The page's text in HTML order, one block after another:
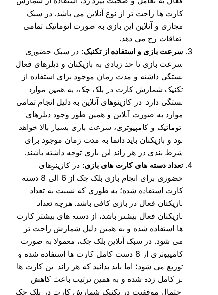
کارت ها راحت تر از نوع آنلاین می باشد. در سبک
مجازی و آنلاین این بازی به صورت اتوماتیک تمامی
اتفاقات رخ می دهد.
سرعت بازی و استفاده از تکنیک: در سبک حضوری
سرعت بازی تا حد زیادی به بازیکنان و دیلرهای فعال
بستگی داشته و مدت زمان موجود برای استفاده از
تکنیک شمارش کارت در بلک جک، به همین موارد
بستگی دارد. در کازینوهای آنلاین به دلیل انجام تمامی
موارد به صورت آنلاین و همین طور وجود دیلرهای
اتوماتیک و کامپیوتری، سرعت بازی بسیار بالا خواهد
بود و بازیکنان باید دائما به مدت زمان موجود برای
شرط بندی در هر راند این بازی توجه داشته باشند.
تعداد دسته های کارت های بازی: در کازینوهای
حضوری برای انجام بازی بلک جک از 6 الی 8 دسته
کارت استفاده شده؛ به طوری که نسبت به تعداد
بازیکنان فعال در بازی کافی باشد. هرچه تعداد
بازیکنان فعال بیشتر باشد، از دسته های بیشتر کارت
ها استفاده شده و به همین دلیل شمارش راحت تر
می شود. در سبک آنلاین بلک جک، معمولا به صورت
کامپیوتری از 8 دست کامل کارت ها استفاده شده و
توزیع می شود؛ اما باید بدانید که هر راند این کارت ها
بر کامل زده شده و به همین ترتیب باعث کاهش
احتمال موفقیت در تکنیک شمارش کارت در بلک جک